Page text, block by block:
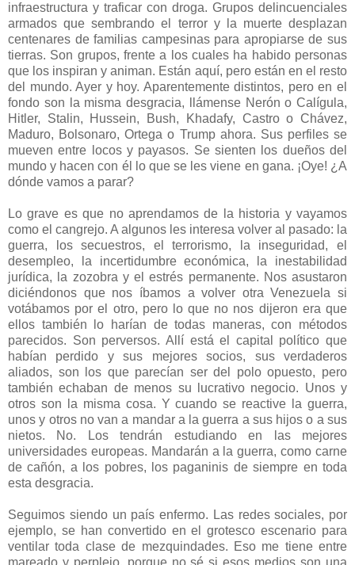
infraestructura y traficar con droga. Grupos delincuenciales
armados que sembrando el terror y la muerte desplazan
centenares de familias campesinas para apropiarse de sus
tierras. Son grupos, frente a los cuales ha habido personas
que los inspiran y animan. Están aquí, pero están en el resto
del mundo. Ayer y hoy. Aparentemente distintos, pero en el
fondo son la misma desgracia, llámense Nerón o Calígula,
Hitler, Stalin, Hussein, Bush, Khadafy, Castro o Chávez,
Maduro, Bolsonaro, Ortega o Trump ahora. Sus perfiles se
mueven entre locos y payasos. Se sienten los dueños del
mundo y hacen con él lo que se les viene en gana. ¡Oye! ¿A
dónde vamos a parar?
Lo grave es que no aprendamos de la historia y vayamos
como el cangrejo. A algunos les interesa volver al pasado: la
guerra, los secuestros, el terrorismo, la inseguridad, el
desempleo, la incertidumbre económica, la inestabilidad
jurídica, la zozobra y el estrés permanente. Nos asustaron
diciéndonos que nos íbamos a volver otra Venezuela si
votábamos por el otro, pero lo que no nos dijeron era que
ellos también lo harían de todas maneras, con métodos
parecidos. Son perversos. Allí está el capital político que
habían perdido y sus mejores socios, sus verdaderos
aliados, son los que parecían ser del polo opuesto, pero
también echaban de menos su lucrativo negocio. Unos y
otros son la misma cosa. Y cuando se reactive la guerra,
unos y otros no van a mandar a la guerra a sus hijos o a sus
nietos. No. Los tendrán estudiando en las mejores
universidades europeas. Mandarán a la guerra, como carne
de cañón, a los pobres, los paganinis de siempre en toda
esta desgracia.
Seguimos siendo un país enfermo. Las redes sociales, por
ejemplo, se han convertido en el grotesco escenario para
ventilar toda clase de mezquindades. Eso me tiene entre
mareado y perplejo, porque no sé si esos medios son una